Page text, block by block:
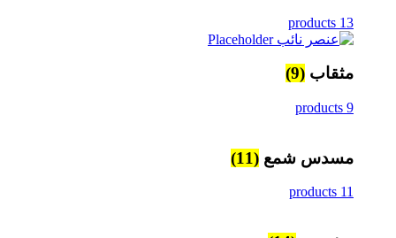
13 products
مثقاب (9)
9 products
مسدس شمع (11)
11 products